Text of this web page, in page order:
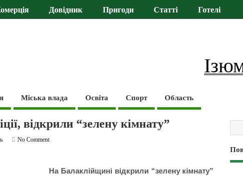
Довідник Пригоди Статті Готелі
Міська влада Освіта Спорт Область
відкрили “зелену кімнату”
No Comment
На Балаклійщині відкрили “зелену кімнату”